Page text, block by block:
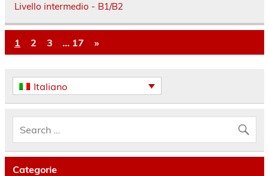
Livello intermedio - B1/B2
1 2 3 … 17 »
Italiano
Categorie